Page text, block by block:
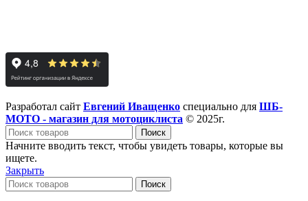
Разработал сайт Евгений Иващенко специально для ШБ-
МОТО - магазин для мотоциклиста © 2025г.
Поиск
Начните вводить текст, чтобы увидеть товары, которые вы
ищете.
Закрыть
Поиск